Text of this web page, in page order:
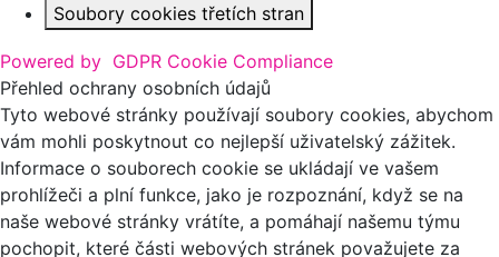
Soubory cookies třetích stran
Powered by GDPR Cookie Compliance
Přehled ochrany osobních údajů
Tyto webové stránky používají soubory cookies, abychom
vám mohli poskytnout co nejlepší uživatelský zážitek.
Informace o souborech cookie se ukládají ve vašem
prohlížeči a plní funkce, jako je rozpoznání, když se na
naše webové stránky vrátíte, a pomáhají našemu týmu
pochopit, které části webových stránek považujete za